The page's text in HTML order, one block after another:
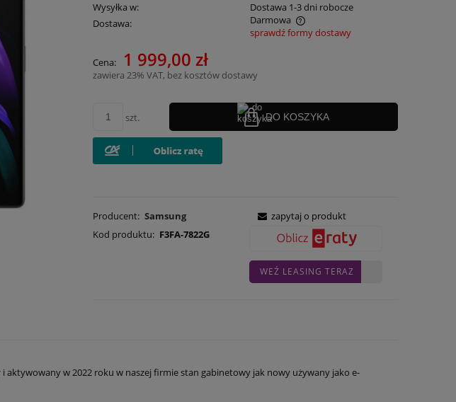
Wysyłka w:
Dostawa 1-3 dni robocze
Dostawa:
Darmowa
Cena nie zawiera ewentualnych kosztów
płatności
sprawdź formy dostawy
Cena: 1 999,00 zł
zawiera 23% VAT, bez kosztów dostawy
szt. DO KOSZYKA
Producent: Samsung
Kod produktu: F3FA-7822G
zapytaj o produkt
WEŹ LEASING TERAZ
aktywowany w 2022 roku w naszej firmie stan gabinetowy jak nowy używany jako e-